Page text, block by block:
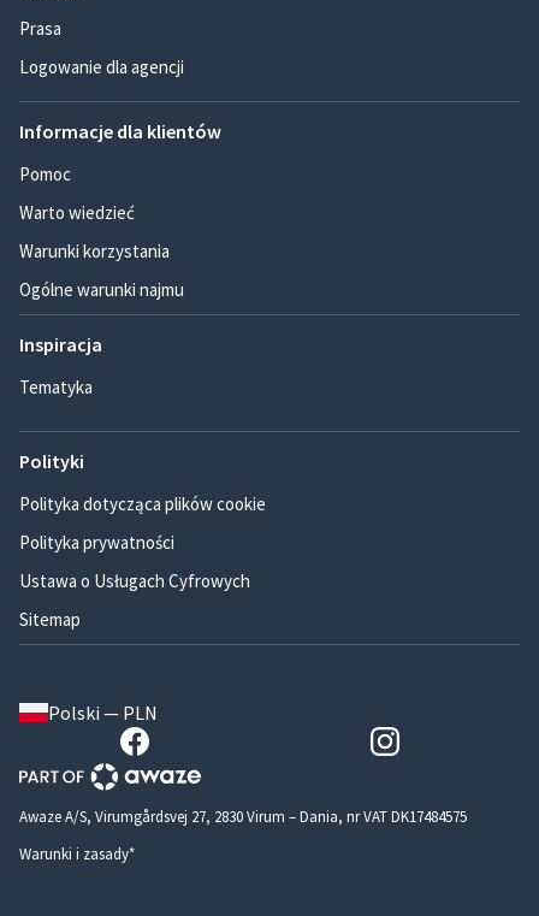
Prasa
Logowanie dla agencji
Informacje dla klientów
Pomoc
Warto wiedzieć
Warunki korzystania
Ogólne warunki najmu
Inspiracja
Tematyka
Polityki
Polityka dotycząca plików cookie
Polityka prywatności
Ustawa o Usługach Cyfrowych
Sitemap
Polski — PLN
Awaze A/S, Virumgårdsvej 27, 2830 Virum – Dania, nr VAT DK17484575
Warunki i zasady*